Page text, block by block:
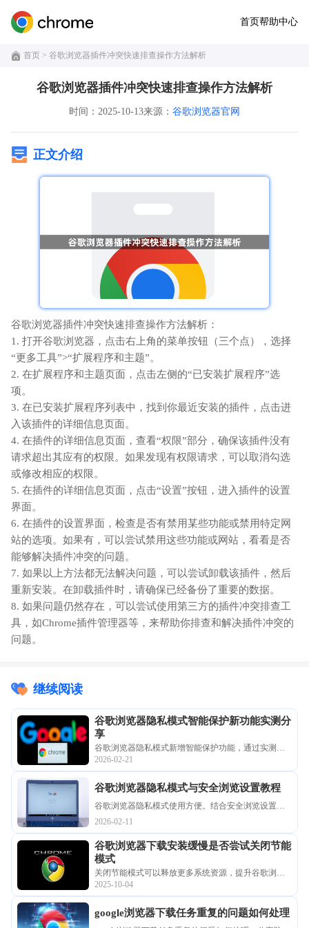
首页帮助中心
首页 > 谷歌浏览器插件冲突快速排查操作方法解析
谷歌浏览器插件冲突快速排查操作方法解析
时间：2025-10-13来源： 谷歌浏览器官网
正文介绍
谷歌浏览器插件冲突快速排查操作方法解析：
1. 打开谷歌浏览器，点击右上角的菜单按钮（三个点），选择
“更多工具”>“扩展程序和主题”。
2. 在扩展程序和主题页面，点击左侧的“已安装扩展程序”选
项。
3. 在已安装扩展程序列表中，找到你最近安装的插件，点击进
入该插件的详细信息页面。
4. 在插件的详细信息页面，查看“权限”部分，确保该插件没有
请求超出其应有的权限。如果发现有权限请求，可以取消勾选
或修改相应的权限。
5. 在插件的详细信息页面，点击“设置”按钮，进入插件的设置
界面。
6. 在插件的设置界面，检查是否有禁用某些功能或禁用特定网
站的选项。如果有，可以尝试禁用这些功能或网站，看看是否
能够解决插件冲突的问题。
7. 如果以上方法都无法解决问题，可以尝试卸载该插件，然后
重新安装。在卸载插件时，请确保已经备份了重要的数据。
8. 如果问题仍然存在，可以尝试使用第三方的插件冲突排查工
具，如Chrome插件管理器等，来帮助你排查和解决插件冲突的
问题。
继续阅读
谷歌浏览器隐私模式智能保护新功能实测分
享
谷歌浏览器隐私模式新增智能保护功能，通过实测验
证其有效性。分享使用体验，增强用户隐私安全防护
2026-02-21
谷歌浏览器隐私模式与安全浏览设置教程
谷歌浏览器隐私模式使用方便。结合安全浏览设置，
用户可保护浏览数据不被跟踪，实现安全上网和高效
操作。
2026-02-11
谷歌浏览器下载安装缓慢是否尝试关闭节能
模式
关闭节能模式可以释放更多系统资源，提升谷歌浏览
器下载安装速度。本文介绍关闭步骤及效果分析。
2025-10-04
google浏览器下载任务重复的问题如何处理